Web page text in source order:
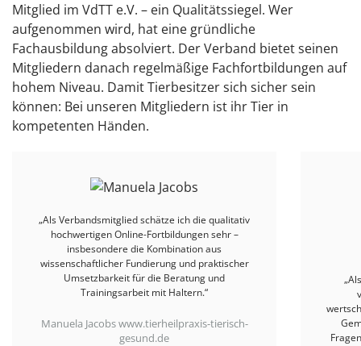
Mitglied im VdTT e.V. – ein Qualitätssiegel. Wer
aufgenommen wird, hat eine gründliche
Fachausbildung absolviert. Der Verband bietet seinen
Mitgliedern danach regelmäßige Fachfortbildungen auf
hohem Niveau. Damit Tierbesitzer sich sicher sein
können: Bei unseren Mitgliedern ist ihr Tier in
kompetenten Händen.
„Als Mitglied im Verband schätze ich die
vielfältigen Fortbildungen und den
Gemeinschaft, in der Erfahrungen geteilt,
Fragen offen diskutiert und neue Perspektiven